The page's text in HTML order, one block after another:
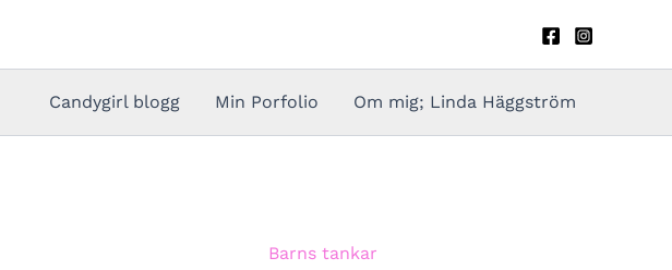
Candygirl blogg Min Porfolio Om mig; Linda Häggström
Barns tankar